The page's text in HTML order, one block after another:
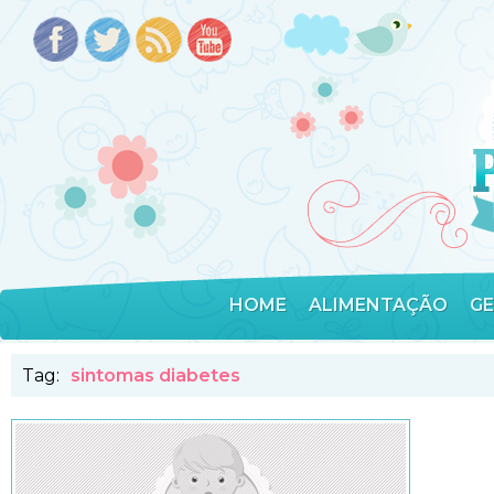
HOME ALIMENTAÇÃO
Tag: sintomas diabetes